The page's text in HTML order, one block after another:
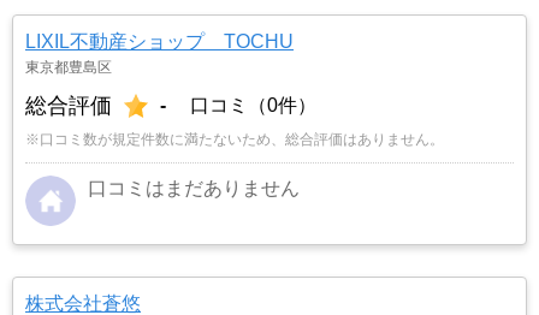
LIXIL不動産ショップ TOCHU
東京都豊島区
総合評価 - 口コミ（0件）
※口コミ数が規定件数に満たないため、総合評価はありません。
口コミはまだありません
株式会社蒼悠